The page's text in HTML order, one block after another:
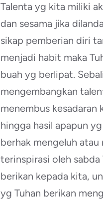
Talenta yg kita miliki
dan sesama jika
sikap pemberian diri
menjadi habit maka
buah yg berlipat.
mengembangkan
menembus kesadaran
hingga hasil apapun
berhak mengeluh atau
terinspirasi oleh
berikan kepada kita,
yg Tuhan berikan